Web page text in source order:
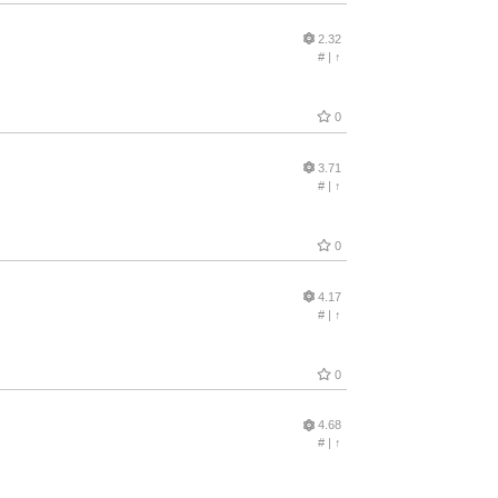
2.32
#| ↑
0
3.71
#| ↑
0
4.17
#| ↑
0
4.68
#| ↑